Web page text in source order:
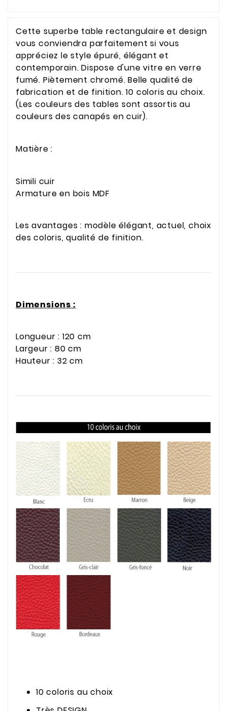
Cette superbe table rectangulaire et design
vous conviendra parfaitement si vous
appréciez le style épuré, élégant et
contemporain. Dispose d'une vitre en verre
fumé. Piètement chromé. Belle qualité de
fabrication et de finition. 10 coloris au choix.
(Les couleurs des tables sont assortis au
couleurs des canapés en cuir).
Matière :
Simili cuir
Armature en bois MDF
Les avantages : modèle élégant, actuel, choix
des coloris, qualité de finition.
Dimensions :
Longueur : 120 cm
Largeur : 80 cm
Hauteur : 32 cm
10 coloris au choix